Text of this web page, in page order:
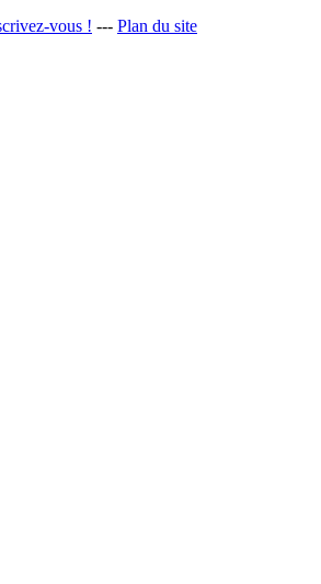
vous ! --- Plan du site